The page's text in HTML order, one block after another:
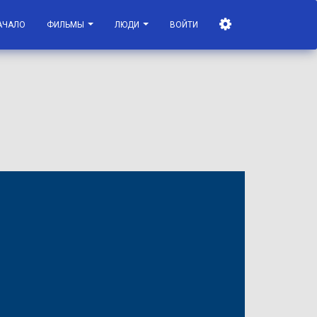
ФИЛЬМЫ ЛЮДИ ВОЙТИ